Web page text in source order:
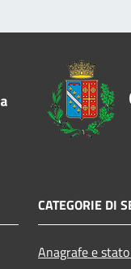
CATEGORIE DI
Anagrafe e